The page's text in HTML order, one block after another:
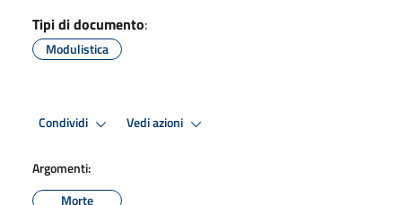
Tipi di documento:
Modulistica
Condividi Vedi azioni
Argomenti:
Morte